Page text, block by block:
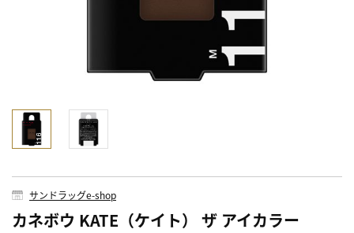
サンドラッグe-shop
カネボウ KATE（ケイト） ザ アイカラー